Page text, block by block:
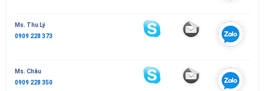
Ms. Thu Lý
0909 228 373
Ms. Châu
0909 228 350